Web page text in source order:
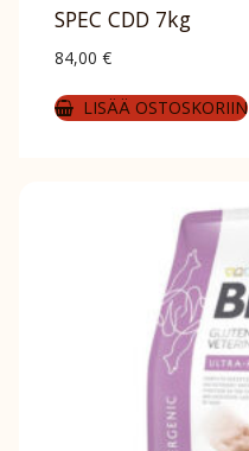
SPEC CDD 7kg
84,00 €
LISÄÄ OSTOSKORIIN